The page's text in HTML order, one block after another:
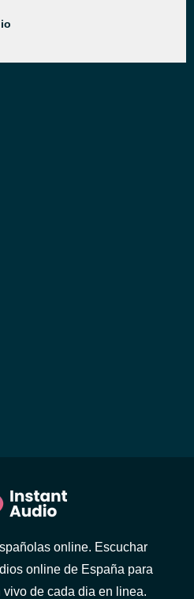
online. Escuchar
online de España para
vivo de cada dia en linea.